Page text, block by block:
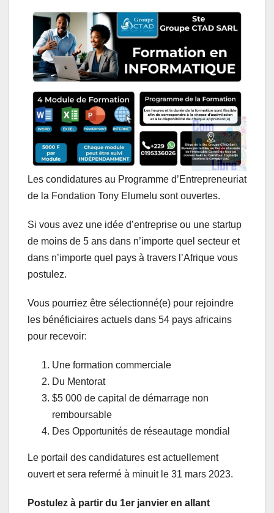
a
t
s
A
p
p
c
e
b
o
o
k
n
k
e
d
I
n
s
s
e
n
g
e
r
l
e
g
r
a
m
a
i
l
Les condidatures au Programme d’Entrepreneuriat
de la Fondation Tony Elumelu sont ouvertes.
Si vous avez une idée d’entreprise ou une startup
de moins de 5 ans dans n’importe quel secteur et
dans n’importe quel pays à travers l’Afrique vous
postulez.
Vous pourriez être sélectionné(e) pour rejoindre
les bénéficiaires actuels dans 54 pays africains
pour recevoir:
Une formation commerciale
Du Mentorat
$5 000 de capital de démarrage non
remboursable
Des Opportunités de réseautage mondial
Le portail des candidatures est actuellement
ouvert et sera refermé à minuit le 31 mars 2023.
Postulez à partir du 1er janvier en allant